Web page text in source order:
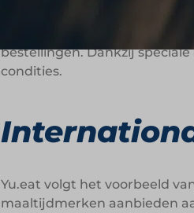
waarmee Yu.eat
werkt Yu.eat samen met
bestellingen. Dankzij
condities.
Yu.eat volgt het voorbeeld
maaltijdmerken aanbieden